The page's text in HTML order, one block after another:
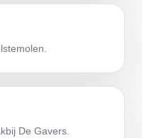
De Gavers.